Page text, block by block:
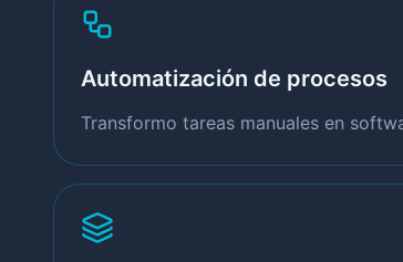
Automatización de procesos
Transformo tareas manuales en